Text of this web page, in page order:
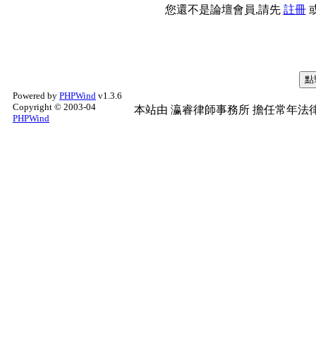
您還不是論壇會員,請先 註冊
Powered by PHPWind v1.3.6
Copyright © 2003-04
PHPWind
本站由 瀛睿律師事務所 擔任常年法